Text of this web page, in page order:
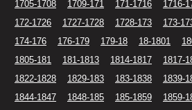
1705-1708
1709-171 171-1716 1716-
172-1726
1727-1728 1728-173 173-
174-176
176-179 179-18 18-1801
1805-181
181-1813 1814-1817 1817-
1822-1828
1829-183 183-1838 1839-
1844-1847
1848-185 185-1859 1859-